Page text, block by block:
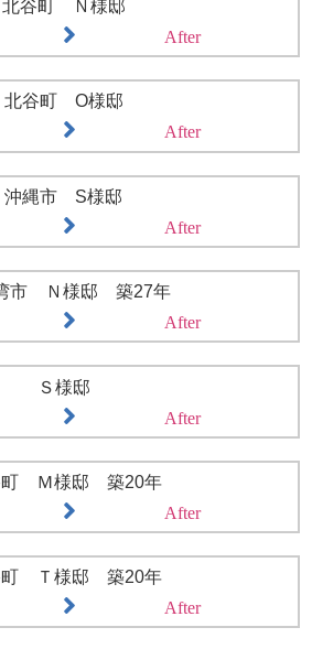
北谷町 Ｎ様邸
After
北谷町 O様邸
After
沖縄市 S様邸
After
市 Ｎ様邸 築27年
After
Ｓ様邸
After
町 Ｍ様邸 築20年
After
町 Ｔ様邸 築20年
After